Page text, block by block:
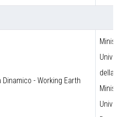
Dinamico - Working Earth
della